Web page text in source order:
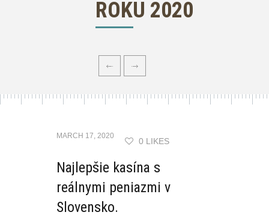
ROKU 2020
MARCH 17, 2020
0 LIKES
Najlepšie kasína s
reálnymi peniazmi v
Slovensko.